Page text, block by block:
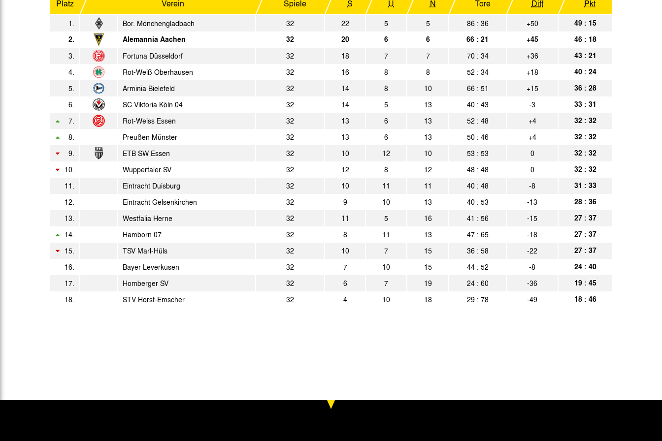
So. 25.04.1965
Preußen Münster 1:2 Alemannia Aachen Spielbericht
So. 02.05.1965 Bor. Mönchengladbach 2:0 Alemannia Aachen Spielbericht
1:1 Spielbericht
Mi. 12.05.1965 Alemannia Aachen 1:0 Rot-Weiß Oberhausen Spielbericht
Sa. 22.05.1965
Borussia Dortmund 2:0 Alemannia Aachen
Spielbericht
Do. 27.05.1965
Alemannia Aachen 4:1 SV Nieuwenhagen Spielbericht
Sa. 29.05.1965 2:1
Aufs. 1:1 Spielbericht
Aufs. So. 13.06.1965 FC Bayern München 2:1 Alemannia Aachen Spielbericht
Aufs. Mi. 16.06.1965 Alemannia Aachen 1:1 FC Bayern München Spielbericht
Sa. 19.06.1965 5:4
Aufs. Sa. 26.06.1965 3:1 Spielbericht
Platz Verein Spiele S U N Tore Diff Pkt
1. Bor. Mönchengladbach 32 22 5 5 86 : 36 +50
49 : 15
2.
Alemannia Aachen 32 20 6 6 66 : 21 +45 46 : 18
3. Fortuna Düsseldorf 32 18 7 7 70 : 34 +36 43 : 21
4. Rot-Weiß Oberhausen 32 16 8 8 52 : 34 +18 40 : 24
5. Arminia Bielefeld 32 14 8 10 66 : 51 +15 36 : 28
6. SC Viktoria Köln 04 32 14 5 13 40 : 43 -3 33 : 31
7. Rot-Weiss Essen 32 13 6 13 52 : 48 +4 32 : 32
8. Preußen Münster 32 13 6 13 50 : 46 +4 32 : 32
9. ETB SW Essen 32 10 12 10 53 : 53 0 32 : 32
10. Wuppertaler SV 32 12 8 12 48 : 48 0 32 : 32
11. Eintracht Duisburg 32 10 11 11 40 : 48 -8 31 : 33
12. Eintracht Gelsenkirchen 32 9 10 13 40 : 53 -13 28 : 36
13. Westfalia Herne 32 11 5 16 41 : 56 -15 27 : 37
14. Hamborn 07 32 8 11 13 47 : 65 -18 27 : 37
15. TSV Marl-Hüls 32 10 7 15 36 : 58 -22 27 : 37
16. Bayer Leverkusen 32 7 10 15 44 : 52 -8 24 : 40
17. Homberger SV 32 6 7 19 24 : 60 -36 19 : 45
18. STV Horst-Emscher 32 4 10 18 29 : 78 -49 18 : 46